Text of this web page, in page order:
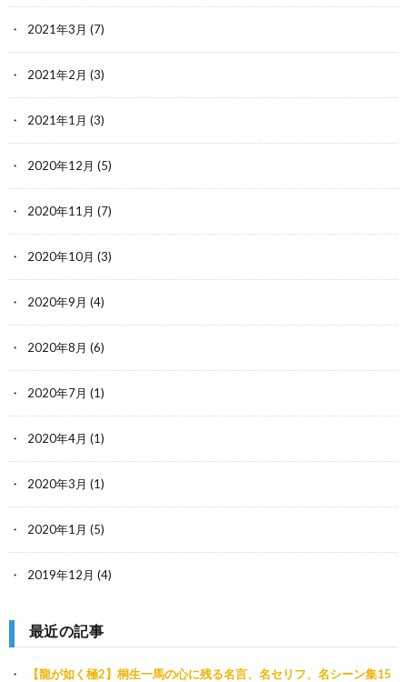
2021年3月 (7)
2021年2月 (3)
2021年1月 (3)
2020年12月 (5)
2020年11月 (7)
2020年10月 (3)
2020年9月 (4)
2020年8月 (6)
2020年7月 (1)
2020年4月 (1)
2020年3月 (1)
2020年1月 (5)
2019年12月 (4)
最近の記事
【龍が如く極2】桐生一馬の心に残る名言、名セリフ、名シーン集15